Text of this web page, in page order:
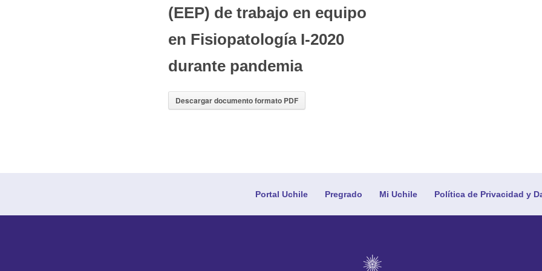
(EEP) de trabajo en equipo
en Fisiopatología I-2020
durante pandemia
Descargar documento formato PDF
Portal Uchile Pregrado Mi Uchile Política de Privacidad y